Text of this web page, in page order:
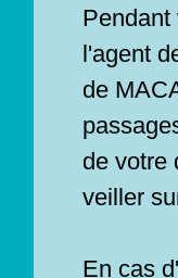
Pendant
l'agent
de
de votre
veiller
En cas